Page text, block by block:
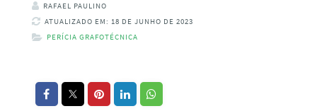
RAFAEL PAULINO
ATUALIZADO EM: 18 DE JUNHO DE 2023
PERÍCIA GRAFOTÉCNICA